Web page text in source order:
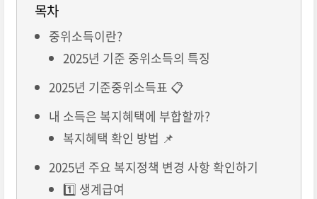
목차
중위소득이란?
2025년 기준 중위소득의 특징
2025년 기준중위소득표 📋
내 소득은 복지혜택에 부합할까?
복지혜택 확인 방법 📌
2025년 주요 복지정책 변경 사항 확인하기
1️⃣ 생계급여